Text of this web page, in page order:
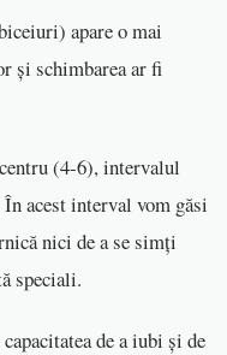
apare o mai
și schimbarea ar fi
(4-6), intervalul
acest interval vom găsi
nici de a se simți
speciali.
de a iubi și de